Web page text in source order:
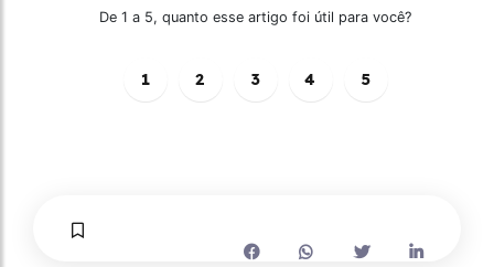
De 1 a 5, quanto esse artigo foi útil para você?
1 2 3 4 5